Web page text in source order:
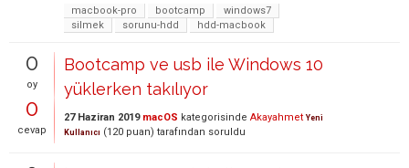
macbook-pro
bootcamp
windows7
silmek
sorunu-hdd hdd-macbook
0
oy
0
cevap
Bootcamp ve usb ile Windows 10
yüklerken takılıyor
27 Haziran 2019 macOS kategorisinde Akayahmet Yeni
Kullanıcı (120 puan) tarafından soruldu